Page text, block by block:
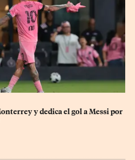
y dedica el gol a Messi por